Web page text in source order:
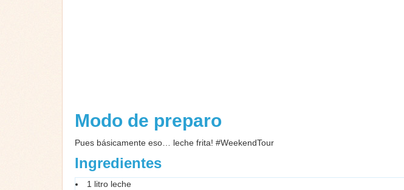
Modo de preparo
Pues básicamente eso… leche frita! #WeekendTour
Ingredientes
1 litro leche